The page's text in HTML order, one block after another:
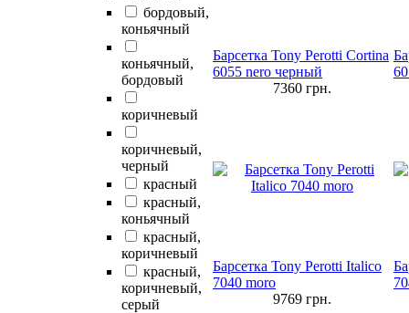
бордовый,
коньячный
коньячный,
бордовый
коричневый
коричневый,
черный
красный
красный,
коньячный
красный,
коричневый
красный,
коричневый,
серый
Барсетка Tony Perotti Cortina
6055 nero черный
7360 грн.
Барсетка Tony Perotti Italico
7040 moro
9769 грн.